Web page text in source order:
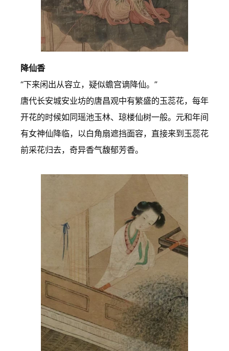
降仙香
“下来闲出从容立，疑似蟾宫谪降仙。”
唐代长安城安业坊的唐昌观中有繁盛的玉蕊花，每年
开花的时候如同瑶池玉林、琼楼仙树一般。元和年间
有女神仙降临，以白角扇遮挡面容，直接来到玉蕊花
前采花归去，奇异香气馥郁芳香。